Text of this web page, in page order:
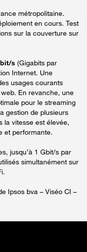
métropolitaine.
en cours. Test
sur la couverture sur
s (Gigabits par
Internet. Une
usages courants
En revanche, une
pour le streaming
gestion de plusieurs
la vitesse est élevée,
et performante.
jusqu’à 1 Gbit/s par
simultanément sur
Ipsos bva – Viséo CI –